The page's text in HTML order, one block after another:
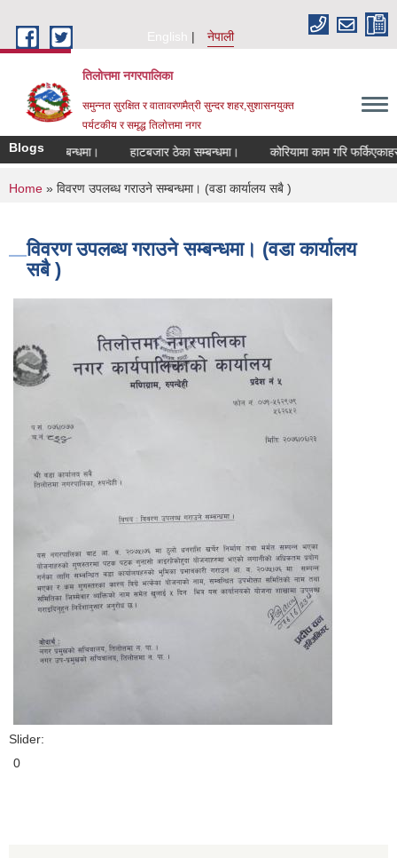
English
नेपाली
तिलोत्तमा नगरपालिका
समुन्नत सुरक्षित र वातावरणमैत्री सुन्दर शहर,सुशासनयुक्त
पर्यटकीय र समृद्ध तिलाेत्तमा नगर
Blogs
हुने सम्बन्धमा। हाटबजार ठेका सम्बन्धमा। कोरियामा काम गरि
You are here
Home » विवरण उपलब्ध गराउने सम्बन्धमा। (वडा कार्यालय सबै )
विवरण उपलब्ध गराउने सम्बन्धमा। (वडा कार्यालय
सबै )
Slider:
0